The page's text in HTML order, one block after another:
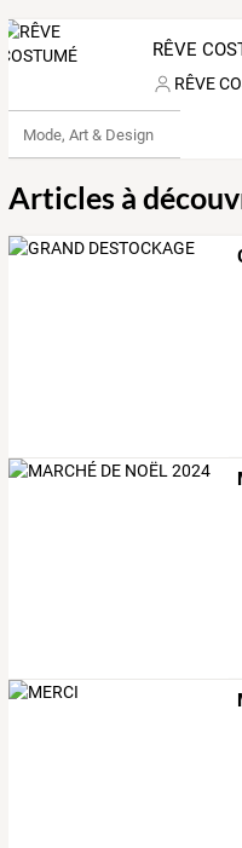
RÊVE
RÊVE
Mode, Art & Design
Articles à